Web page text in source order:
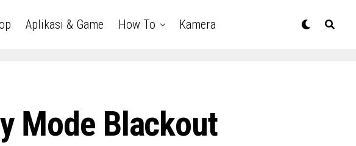
Aplikasi & Game How To Kamera
Mode Blackout